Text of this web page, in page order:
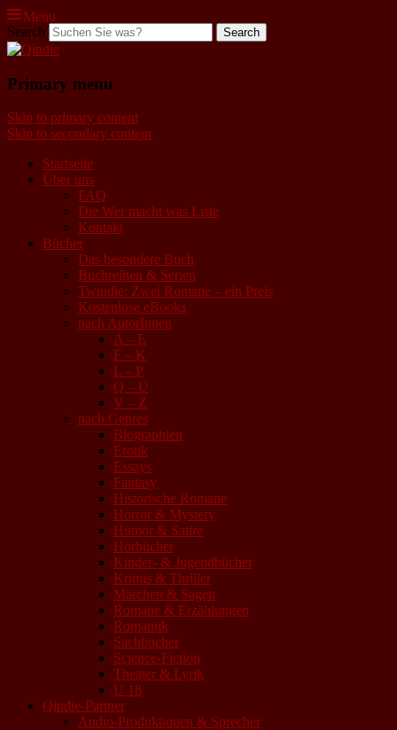
Menu
Qindie
Search
Primary menu
Skip to primary content
Skip to secondary content
Startseite
Über uns
FAQ
Die Wer macht was Liste
Kontakt
Bücher
Das besondere Buch
Buchreihen & Serien
Twindie: Zwei Romane – ein Preis
Kostenlose eBooks
nach AutorInnen
A – E
F – K
L – P
Q – U
V – Z
nach Genres
Biographien
Erotik
Essays
Fantasy
Historische Romane
Horror & Mystery
Humor & Satire
Hörbücher
Kinder- & Jugendbücher
Krimis & Thriller
Märchen & Sagen
Romane & Erzählungen
Romantik
Sachbücher
Science-Fiction
Theater & Lyrik
U 18
Qindie-Partner
Audio-Produktionen & Sprecher